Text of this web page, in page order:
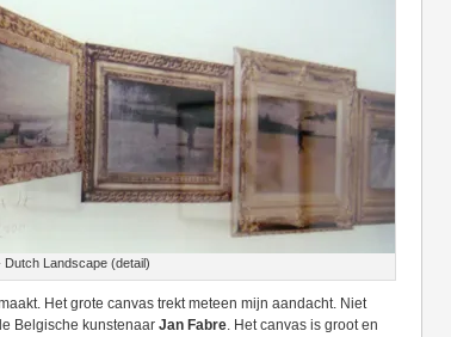
Landscape (detail)
Het grote canvas trekt meteen mijn aandacht. Niet
Belgische kunstenaar Jan Fabre. Het canvas is groot en